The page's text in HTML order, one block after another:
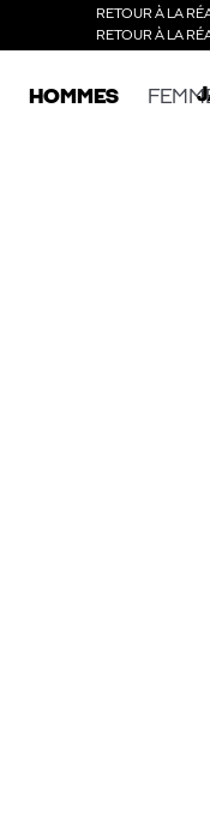
RETOUR À LA
RETOUR À LA
HOMMES